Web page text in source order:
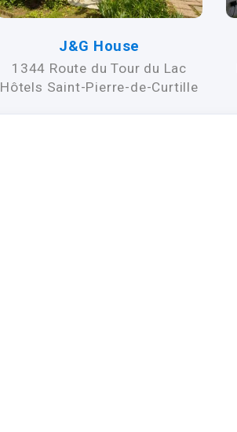
J&G House
1344 Route du Tour du Lac
Hôtels Saint-Pierre-de-Curtille